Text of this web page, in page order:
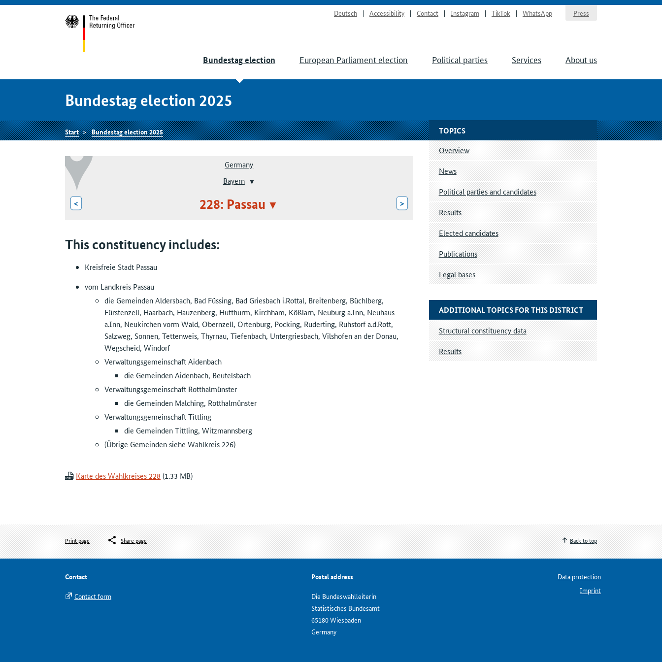
Deutsch Accessibility Contact Instagram TikTok WhatsApp Press
Bundestag election European Parliament election Political parties Services About us
Bundestag election 2025
Start Bundestag election 2025
Germany
Bayern
< 228: Passau >
This constituency includes:
Kreisfreie Stadt Passau
vom Landkreis Passau
die Gemeinden Aldersbach, Bad Füssing, Bad Griesbach i.Rottal, Breitenberg, Büchlberg,
Fürstenzell, Haarbach, Hauzenberg, Hutthurm, Kirchham, Kößlarn, Neuburg a.Inn, Neuhaus
a.Inn, Neukirchen vorm Wald, Obernzell, Ortenburg, Pocking, Ruderting, Ruhstorf a.d.Rott,
Salzweg, Sonnen, Tettenweis, Thyrnau, Tiefenbach, Untergriesbach, Vilshofen an der Donau,
Wegscheid, Windorf
Verwaltungsgemeinschaft Aidenbach
die Gemeinden Aidenbach, Beutelsbach
Verwaltungsgemeinschaft Rotthalmünster
die Gemeinden Malching, Rotthalmünster
Verwaltungsgemeinschaft Tittling
die Gemeinden Tittling, Witzmannsberg
(Übrige Gemeinden siehe Wahlkreis 226)
Karte des Wahlkreises 228
TOPICS
Overview
News
Political parties and candidates
Results
Elected candidates
Publications
Legal bases
ADDITIONAL TOPICS FOR THIS DISTRICT
Structural constituency data
Results
Print page Share page Back to top
Contact
Contact form
Postal address
Die Bundeswahlleiterin
Statistisches Bundesamt
65180 Wiesbaden
Germany
Data protection
Imprint